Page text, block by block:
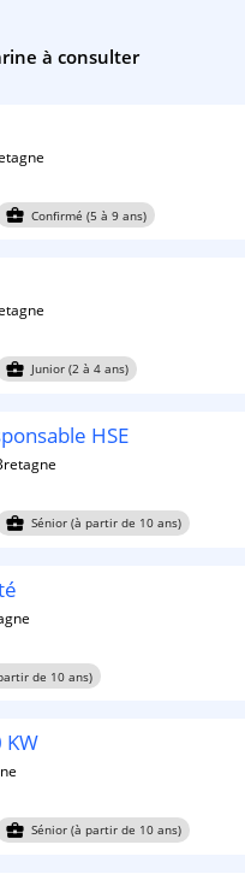
à consulter
business_center Confirmé (5 à 9 ans)
business_center Junior (2 à 4 ans)
HSE
business_center Sénior (à partir de 10 ans)
de 10 ans)
KW
business_center Sénior (à partir de 10 ans)